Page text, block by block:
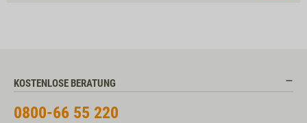
KOSTENLOSE BERATUNG
0800-66 55 220